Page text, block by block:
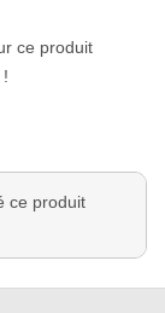
ce produit
ce produit